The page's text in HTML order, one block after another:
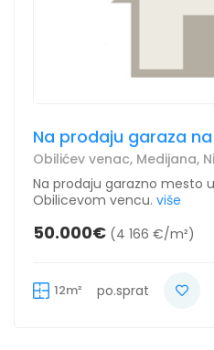
Na prodaju garaza
Obilićev venac, Medijana,
Na prodaju garazno mesto
Obilicevom vencu. više
50.000€ (4 166 €/m²)
12m² po.sprat